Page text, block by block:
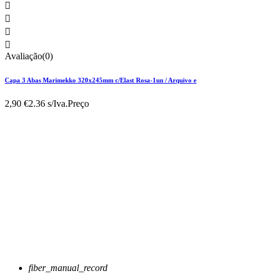




Avaliação(0)
Capa 3 Abas Marimekko 320x245mm c/Elast Rosa-1un / Arquivo e
2,90 €2.36 s/Iva.Preço
fiber_manual_record